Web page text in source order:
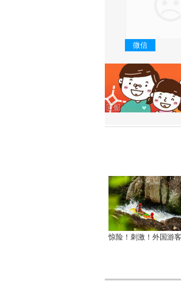
微信
惊险！刺激！外国游客